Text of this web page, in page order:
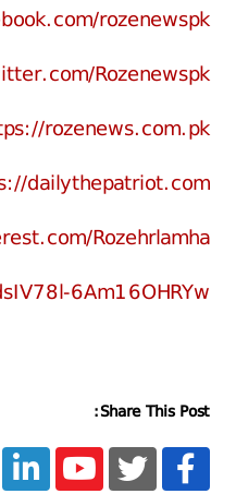
rozenewspk
Rozenewspk
rozenews.com.pk
dailythepatriot.com/
Rozehrlamha
6Am16OHRYw
Share This Post: